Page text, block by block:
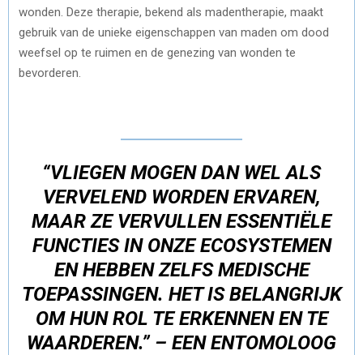
wonden. Deze therapie, bekend als madentherapie, maakt
gebruik van de unieke eigenschappen van maden om dood
weefsel op te ruimen en de genezing van wonden te
bevorderen.
“VLIEGEN MOGEN DAN WEL ALS
VERVELEND WORDEN ERVAREN,
MAAR ZE VERVULLEN ESSENTIËLE
FUNCTIES IN ONZE ECOSYSTEMEN
EN HEBBEN ZELFS MEDISCHE
TOEPASSINGEN. HET IS BELANGRIJK
OM HUN ROL TE ERKENNEN EN TE
WAARDEREN.” – EEN ENTOMOLOOG